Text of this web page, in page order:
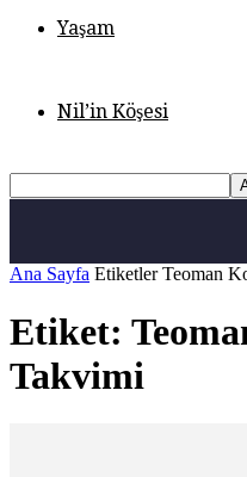
Yaşam
Nil’in Köşesi
Ana Sayfa Etiketler Teoman
Etiket:
Takvimi